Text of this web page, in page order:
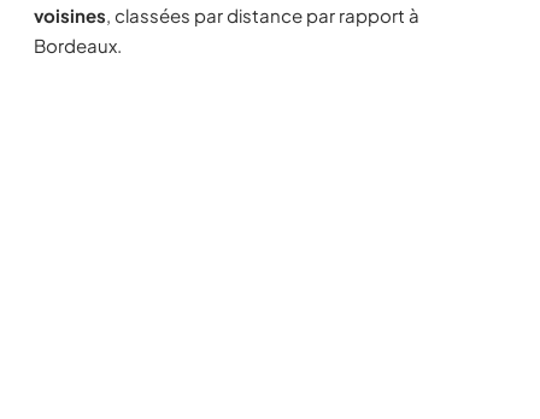
voisines, classées par distance par rapport à
Bordeaux.